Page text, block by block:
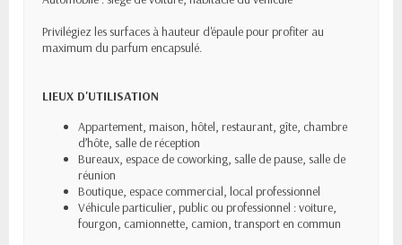
Privilégiez les surfaces à hauteur d'épaule pour profiter au
maximum du parfum encapsulé.
LIEUX D'UTILISATION
Appartement, maison, hôtel, restaurant, gîte, chambre
d’hôte, salle de réception
Bureaux, espace de coworking, salle de pause, salle de
réunion
Boutique, espace commercial, local professionnel
Véhicule particulier, public ou professionnel : voiture,
fourgon, camionnette, camion, transport en commun